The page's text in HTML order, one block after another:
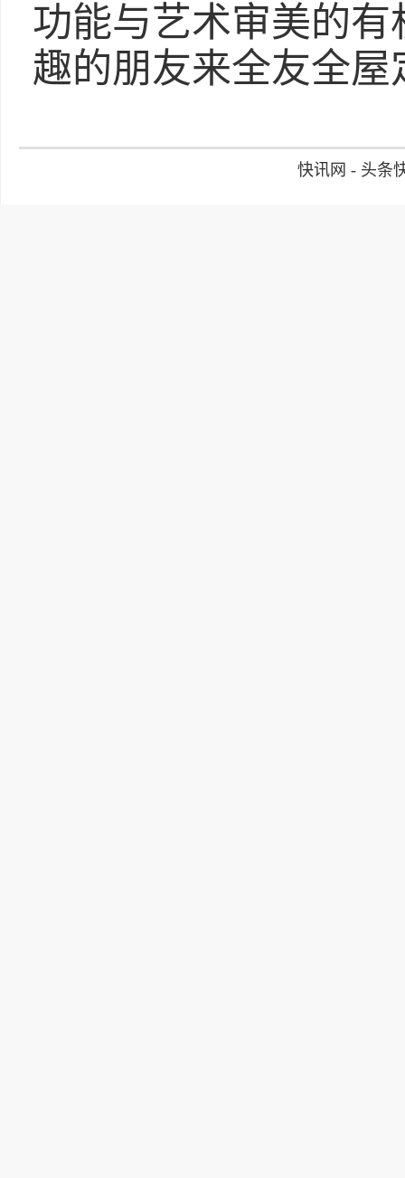
功能与艺术审美的
趣的朋友来全友全
快讯网 - 头条